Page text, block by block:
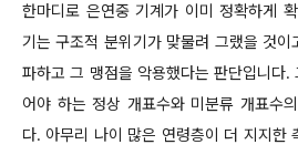
한마디로 은연중 기계가 이미 정확하게
기는 구조적 분위기가 맞물려 그랬을 것
파하고 그 맹점을 악용했다는 판단입니다.
어야 하는 정상 개표수와 미분류 개표수
다. 아무리 나이 많은 연령층이 더 지지한